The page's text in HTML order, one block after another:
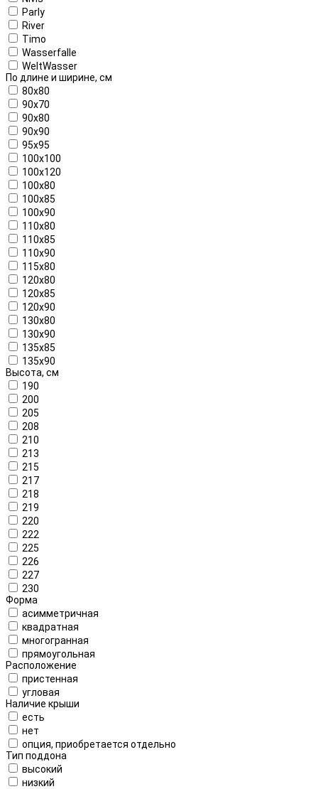
Parly
River
Timo
Wasserfalle
WeltWasser
По длине и ширине, см
80x80
90x70
90x80
90x90
95x95
100x100
100x120
100x80
100x85
100x90
110x80
110x85
110x90
115x80
120x80
120x85
120x90
130x80
130x90
135x85
135x90
Высота, см
190
200
205
208
210
213
215
217
218
219
220
222
225
226
227
230
Форма
асимметричная
квадратная
многогранная
прямоугольная
Расположение
пристенная
угловая
Наличие крыши
есть
нет
опция, приобретается отдельно
Тип поддона
высокий
низкий